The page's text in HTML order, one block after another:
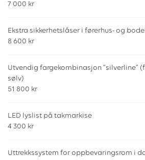
7 000 kr
Ekstra sikkerhetslåser i førerhus- og
8 600 kr
Utvendig fargekombinasjon “silverline”
sølv)
51 800 kr
LED lyslist på takmarkise
4 300 kr
Uttrekkssystem for oppbevaringsrom i